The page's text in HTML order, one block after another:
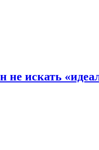
не искать